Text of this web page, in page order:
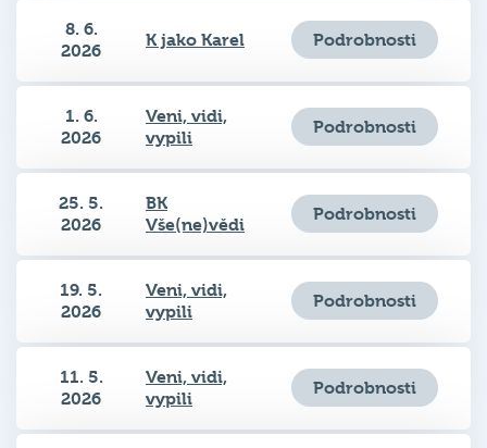
8. 6.
2026
K jako Karel Podrobnosti
1. 6.
2026
Veni, vidi,
vypili
Podrobnosti
25. 5.
2026
BK
Vše(ne)vědi
Podrobnosti
19. 5.
2026
Veni, vidi,
vypili
Podrobnosti
11. 5.
2026
Veni, vidi,
vypili
Podrobnosti